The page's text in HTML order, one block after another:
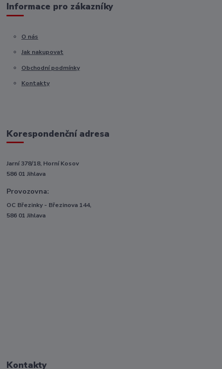
Informace pro zákazníky
O nás
Jak nakupovat
Obchodní podmínky
Kontakty
Korespondenční adresa
Jarní 378/18, Horní Kosov
586 01 Jihlava
Provozovna:
OC Březinky - Březinova 144,
586 01 Jihlava
Kontakty